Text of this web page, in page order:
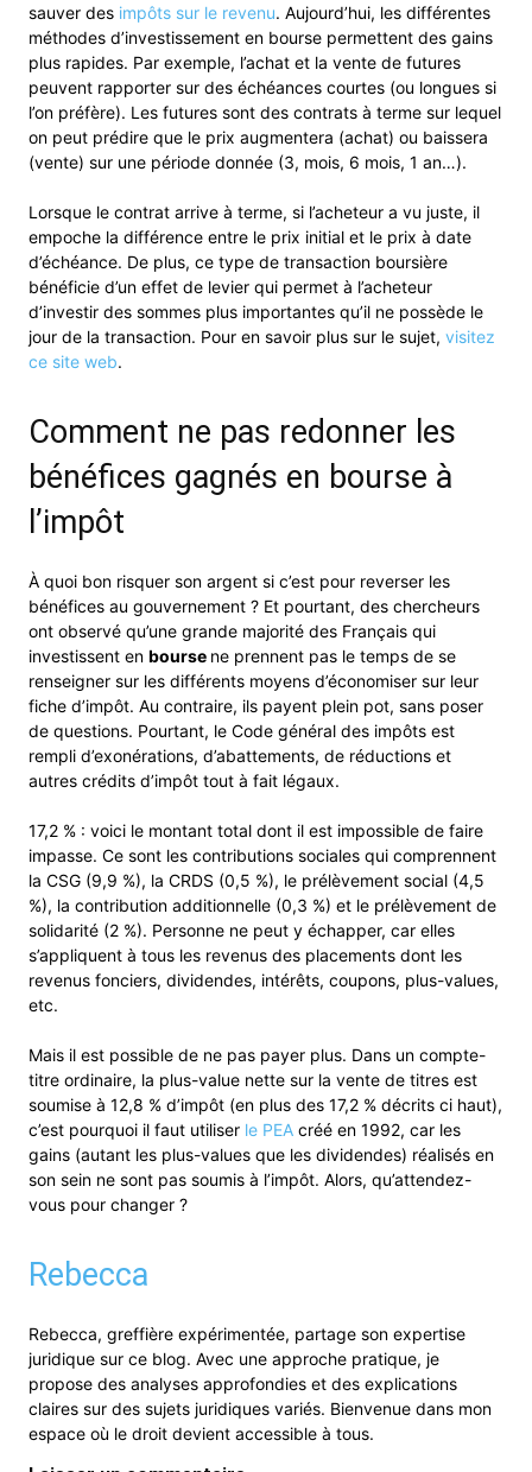
sauver des impôts sur le revenu. Aujourd’hui, les différentes
méthodes d’investissement en bourse permettent des gains
plus rapides. Par exemple, l’achat et la vente de futures
peuvent rapporter sur des échéances courtes (ou longues si
l’on préfère). Les futures sont des contrats à terme sur lequel
on peut prédire que le prix augmentera (achat) ou baissera
(vente) sur une période donnée (3, mois, 6 mois, 1 an…).
Lorsque le contrat arrive à terme, si l’acheteur a vu juste, il
empoche la différence entre le prix initial et le prix à date
d’échéance. De plus, ce type de transaction boursière
bénéficie d’un effet de levier qui permet à l’acheteur
d’investir des sommes plus importantes qu’il ne possède le
jour de la transaction. Pour en savoir plus sur le sujet, visitez
ce site web.
Comment ne pas redonner les
bénéfices gagnés en bourse à
l’impôt
À quoi bon risquer son argent si c’est pour reverser les
bénéfices au gouvernement ? Et pourtant, des chercheurs
ont observé qu’une grande majorité des Français qui
investissent en bourse ne prennent pas le temps de se
renseigner sur les différents moyens d’économiser sur leur
fiche d’impôt. Au contraire, ils payent plein pot, sans poser
de questions. Pourtant, le Code général des impôts est
rempli d’exonérations, d’abattements, de réductions et
autres crédits d’impôt tout à fait légaux.
17,2 % : voici le montant total dont il est impossible de faire
impasse. Ce sont les contributions sociales qui comprennent
la CSG (9,9 %), la CRDS (0,5 %), le prélèvement social (4,5
%), la contribution additionnelle (0,3 %) et le prélèvement de
solidarité (2 %). Personne ne peut y échapper, car elles
s’appliquent à tous les revenus des placements dont les
revenus fonciers, dividendes, intérêts, coupons, plus-values,
etc.
Mais il est possible de ne pas payer plus. Dans un compte-
titre ordinaire, la plus-value nette sur la vente de titres est
soumise à 12,8 % d’impôt (en plus des 17,2 % décrits ci haut),
c’est pourquoi il faut utiliser le PEA créé en 1992, car les
gains (autant les plus-values que les dividendes) réalisés en
son sein ne sont pas soumis à l’impôt. Alors, qu’attendez-
vous pour changer ?
Rebecca
Rebecca, greffière expérimentée, partage son expertise
juridique sur ce blog. Avec une approche pratique, je
propose des analyses approfondies et des explications
claires sur des sujets juridiques variés. Bienvenue dans mon
espace où le droit devient accessible à tous.